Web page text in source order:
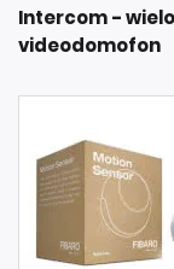
Intercom -
videodomofon